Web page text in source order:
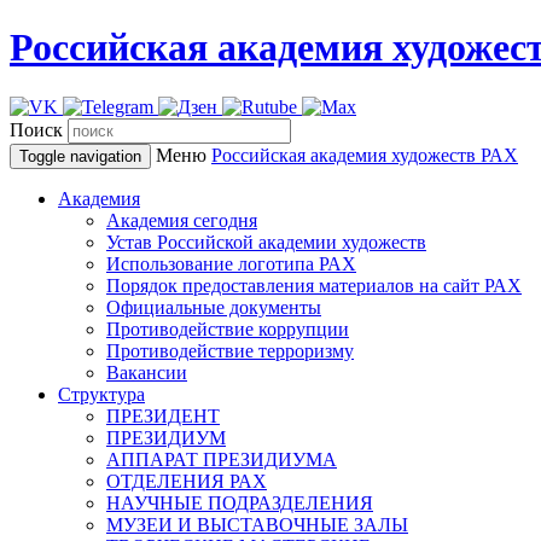
Российская академия
Поиск
Toggle navigation Меню Российская академия художеств РАХ
Академия
Академия сегодня
Устав Российской академии художеств
Использование логотипа РАХ
Порядок предоставления материалов на сайт РАХ
Официальные документы
Противодействие коррупции
Противодействие терроризму
Вакансии
Структура
ПРЕЗИДЕНТ
ПРЕЗИДИУМ
АППАРАТ ПРЕЗИДИУМА
ОТДЕЛЕНИЯ РАХ
НАУЧНЫЕ ПОДРАЗДЕЛЕНИЯ
МУЗЕИ И ВЫСТАВОЧНЫЕ ЗАЛЫ